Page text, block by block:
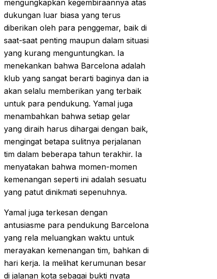
mengungkapkan kegembiraannya atas
dukungan luar biasa yang terus
diberikan oleh para penggemar, baik di
saat-saat penting maupun dalam situasi
yang kurang menguntungkan. Ia
menekankan bahwa Barcelona adalah
klub yang sangat berarti baginya dan ia
akan selalu memberikan yang terbaik
untuk para pendukung. Yamal juga
menambahkan bahwa setiap gelar
yang diraih harus dihargai dengan baik,
mengingat betapa sulitnya perjalanan
tim dalam beberapa tahun terakhir. Ia
menyatakan bahwa momen-momen
kemenangan seperti ini adalah sesuatu
yang patut dinikmati sepenuhnya.
Yamal juga terkesan dengan
antusiasme para pendukung Barcelona
yang rela meluangkan waktu untuk
merayakan kemenangan tim, bahkan di
hari kerja. Ia melihat kerumunan besar
di jalanan kota sebagai bukti nyata